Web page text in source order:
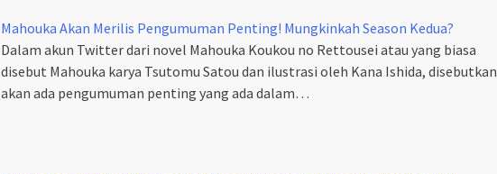
Mahouka Akan Merilis Pengumuman Penting! Mungkinkah Season Kedua?
Dalam akun Twitter dari novel Mahouka Koukou no Rettousei atau yang biasa
disebut Mahouka karya Tsutomu Satou dan ilustrasi oleh Kana Ishida, disebutkan
akan ada pengumuman penting yang ada dalam…